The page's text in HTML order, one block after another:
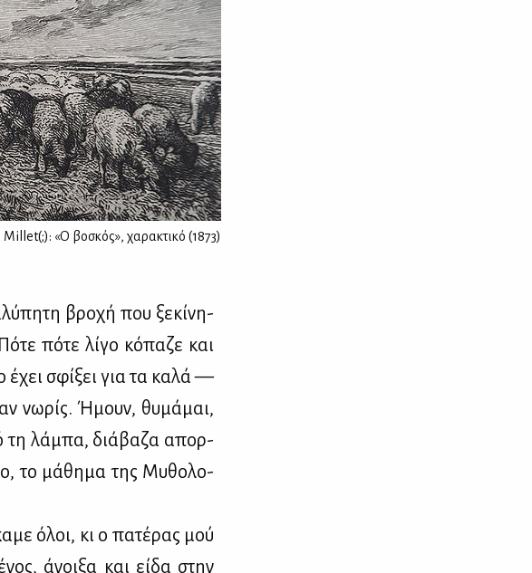
Millet(;): «Ο βοσκός», χαρακτικό (1873)
βρο­χή που ξε­κί­νη­
πό­τε λί­γο κό­πα­ζε και
έχει σφί­ξει για τα κα­λά —
νω­ρίς. Ήμουν, θυ­μά­μαι,
τη λά­μπα, διά­βα­ζα απορ­
το μά­θη­μα της Μυ­θο­λο­
όλοι, κι ο πα­τέ­ρας μού
άνοι­ξα και εί­δα στην